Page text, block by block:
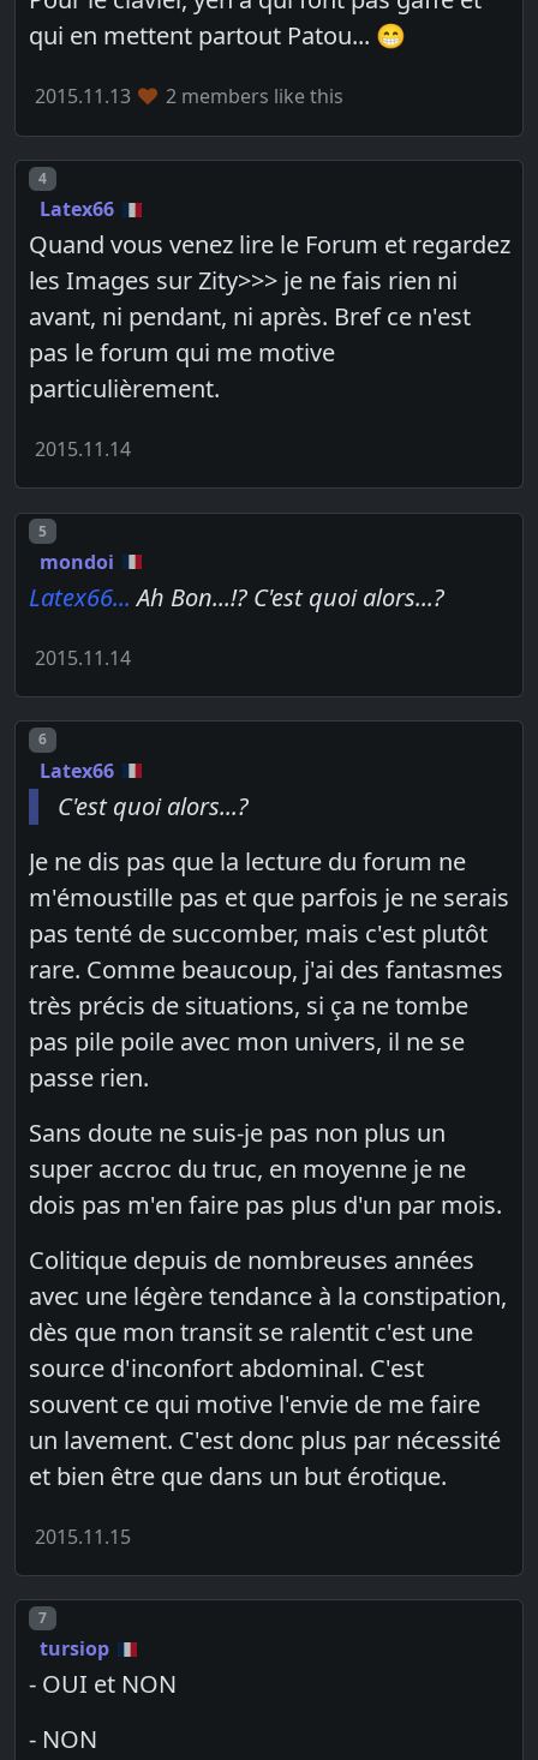
qui en mettent partout Patou... 😁
2015.11.13 2 members like this
Post number
4
Latex66
Quand vous venez lire le Forum et regardez
les Images sur Zity>>> je ne fais rien ni
avant, ni pendant, ni après. Bref ce n'est
pas le forum qui me motive
particulièrement.
2015.11.14
Post number
5
mondoi
Latex66... Ah Bon...!? C'est quoi alors...?
2015.11.14
Post number
6
Latex66
C'est quoi alors...?
Je ne dis pas que la lecture du forum ne
m'émoustille pas et que parfois je ne serais
pas tenté de succomber, mais c'est plutôt
rare. Comme beaucoup, j'ai des fantasmes
très précis de situations, si ça ne tombe
pas pile poile avec mon univers, il ne se
passe rien.
Sans doute ne suis-je pas non plus un
super accroc du truc, en moyenne je ne
dois pas m'en faire pas plus d'un par mois.
Colitique depuis de nombreuses années
avec une légère tendance à la constipation,
dès que mon transit se ralentit c'est une
source d'inconfort abdominal. C'est
souvent ce qui motive l'envie de me faire
un lavement. C'est donc plus par nécessité
et bien être que dans un but érotique.
2015.11.15
Post number
7
tursiop
- OUI et NON
- NON